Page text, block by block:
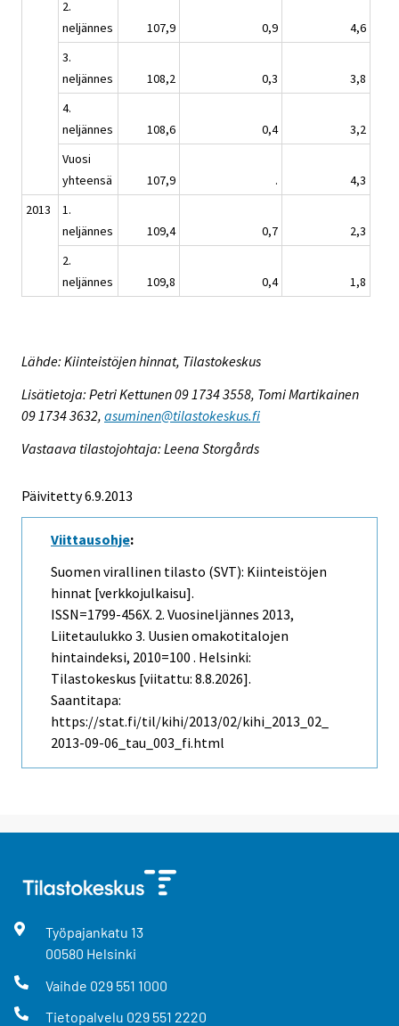
2.
neljännes
107,9 0,9
4,6
3.
neljännes
108,2 0,3
3,8
4.
neljännes
108,6 0,4
3,2
Vuosi
yhteensä
107,9 .
4,3
2013
1.
neljännes
109,4 0,7
2,3
2.
neljännes
109,8 0,4 1,8
Lähde: Kiinteistöjen hinnat, Tilastokeskus
Lisätietoja: Petri Kettunen 09 1734 3558, Tomi Martikainen
09 1734 3632, asuminen@tilastokeskus.fi
Vastaava tilastojohtaja: Leena Storgårds
Päivitetty 6.9.2013
Viittausohje:
Suomen virallinen tilasto (SVT): Kiinteistöjen
hinnat [verkkojulkaisu].
ISSN=1799-456X. 2. Vuosineljännes 2013,
Liitetaulukko 3. Uusien omakotitalojen
hintaindeksi, 2010=100 . Helsinki:
Tilastokeskus [viitattu: 8.8.2026].
Saantitapa:
https://stat.fi/til/kihi/2013/02/kihi_2013_02_
2013-09-06_tau_003_fi.html
Työpajankatu 13
00580 Helsinki
Vaihde 029 551 1000
Tietopalvelu 029 551 2220